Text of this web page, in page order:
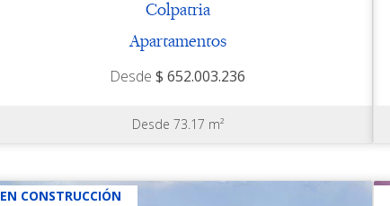
Colpatria
Apartamentos
Desde$ 652.003.236
Desde 73.17 m²
EN CONSTRUCCIÓN